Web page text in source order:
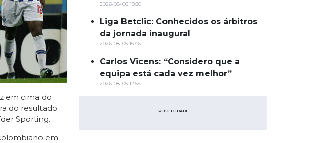
em cima do
do resultado
Sporting.
em
2026-08-06 19:30
Liga Betclic: Conhecidos os árbitros
da jornada inaugural
2026-08-05 15:46
Carlos Vicens: “Considero que a
equipa está cada vez melhor”
2026-08-05 12:55
PUBLICIDADE